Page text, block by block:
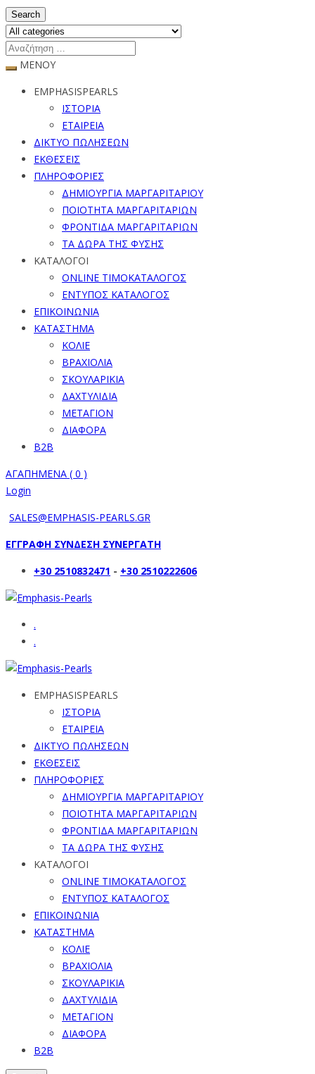
Search
ΜΕΝΟΥ
EMPHASISPEARLS
ΙΣΤΟΡΙΑ
ΕΤΑΙΡΕΙΑ
ΔΙΚΤΥΟ ΠΩΛΗΣΕΩΝ
ΕΚΘΕΣΕΙΣ
ΠΛΗΡΟΦΟΡΙΕΣ
ΔΗΜΙΟΥΡΓΙΑ ΜΑΡΓΑΡΙΤΑΡΙΟΥ
ΠΟΙΟΤΗΤΑ ΜΑΡΓΑΡΙΤΑΡΙΩΝ
ΦΡΟΝΤΙΔΑ ΜΑΡΓΑΡΙΤΑΡΙΩΝ
ΤΑ ΔΩΡΑ ΤΗΣ ΦΥΣΗΣ
ΚΑΤΑΛΟΓΟΙ
ONLINE ΤΙΜΟΚΑΤΑΛΟΓΟΣ
ΕΝΤΥΠΟΣ ΚΑΤΑΛΟΓΟΣ
ΕΠΙΚΟΙΝΩΝΙΑ
ΚΑΤΑΣΤΗΜΑ
ΚΟΛΙΕ
ΒΡΑΧΙΟΛΙΑ
ΣΚΟΥΛΑΡΙΚΙΑ
ΔΑΧΤΥΛΙΔΙΑ
ΜΕΤΑΓΙΟΝ
ΔΙΑΦΟΡΑ
B2B
ΑΓΑΠΗΜΕΝΑ ( 0 )
Login
SALES@EMPHASIS-PEARLS.GR
ΕΓΓΡΑΦΗ ΣΥΝΔΕΣΗ ΣΥΝΕΡΓΑΤΗ
+30 2510832471 - +30 2510222606
.
.
EMPHASISPEARLS
ΙΣΤΟΡΙΑ
ΕΤΑΙΡΕΙΑ
ΔΙΚΤΥΟ ΠΩΛΗΣΕΩΝ
ΕΚΘΕΣΕΙΣ
ΠΛΗΡΟΦΟΡΙΕΣ
ΔΗΜΙΟΥΡΓΙΑ ΜΑΡΓΑΡΙΤΑΡΙΟΥ
ΠΟΙΟΤΗΤΑ ΜΑΡΓΑΡΙΤΑΡΙΩΝ
ΦΡΟΝΤΙΔΑ ΜΑΡΓΑΡΙΤΑΡΙΩΝ
ΤΑ ΔΩΡΑ ΤΗΣ ΦΥΣΗΣ
ΚΑΤΑΛΟΓΟΙ
ONLINE ΤΙΜΟΚΑΤΑΛΟΓΟΣ
ΕΝΤΥΠΟΣ ΚΑΤΑΛΟΓΟΣ
ΕΠΙΚΟΙΝΩΝΙΑ
ΚΑΤΑΣΤΗΜΑ
ΚΟΛΙΕ
ΒΡΑΧΙΟΛΙΑ
ΣΚΟΥΛΑΡΙΚΙΑ
ΔΑΧΤΥΛΙΔΙΑ
ΜΕΤΑΓΙΟΝ
ΔΙΑΦΟΡΑ
B2B